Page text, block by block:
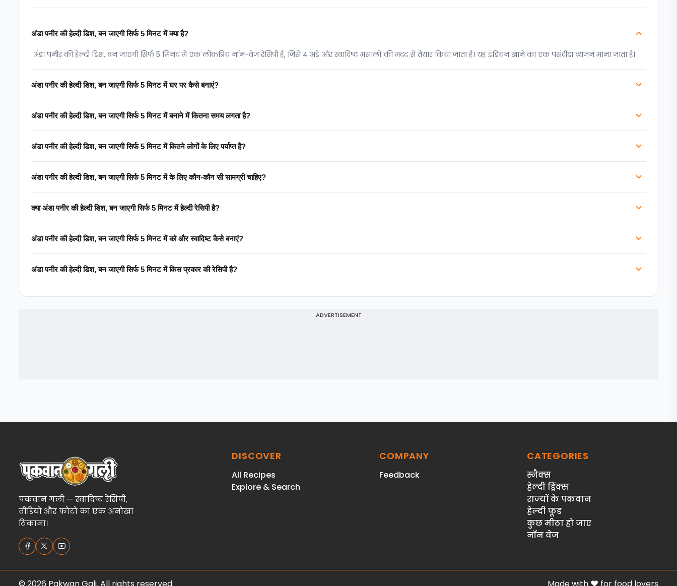
अंडा पनीर की हेल्दी डिश, बन जाएगी सिर्फ 5 मिनट में क्या है?
अंडा पनीर की हेल्दी डिश, बन जाएगी सिर्फ 5 मिनट में एक लोकप्रिय नॉन-वेज रेसिपी है, जिसे 4 अंडे और स्वादिष्ट मसालों की मदद से तैयार किया जाता है। यह इंडियन खाने का एक पसंदीदा व्यंजन माना जाता है।
अंडा पनीर की हेल्दी डिश, बन जाएगी सिर्फ 5 मिनट में घर पर कैसे बनाएं?
अंडा पनीर की हेल्दी डिश, बन जाएगी सिर्फ 5 मिनट में बनाने में कितना समय लगता है?
अंडा पनीर की हेल्दी डिश, बन जाएगी सिर्फ 5 मिनट में कितने लोगों के लिए पर्याप्त है?
अंडा पनीर की हेल्दी डिश, बन जाएगी सिर्फ 5 मिनट में के लिए कौन-कौन सी सामग्री चाहिए?
क्या अंडा पनीर की हेल्दी डिश, बन जाएगी सिर्फ 5 मिनट में हेल्दी रेसिपी है?
अंडा पनीर की हेल्दी डिश, बन जाएगी सिर्फ 5 मिनट में को और स्वादिष्ट कैसे बनाएं?
अंडा पनीर की हेल्दी डिश, बन जाएगी सिर्फ 5 मिनट में किस प्रकार की रेसिपी है?
ADVERTISEMENT
पकवान गली — स्वादिष्ट रेसिपी,
वीडियो और फोटो का एक अनोखा
ठिकाना।
DISCOVER
All Recipes
Explore & Search
COMPANY
Feedback
CATEGORIES
स्‍नैक्‍स
हेल्दी ड्रिंक्स
राज्‍यों के पकवान
हेल्‍दी फूड
कुछ मीठा हो जाए
नॉन वेज
© 2026 Pakwan Gali. All rights reserved. Made with ❤️ for food lovers